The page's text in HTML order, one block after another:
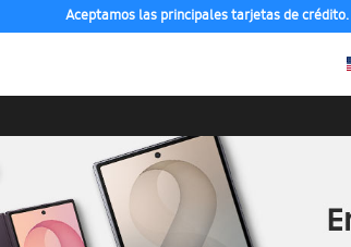
Aceptamos las principales tarjetas de crédito.